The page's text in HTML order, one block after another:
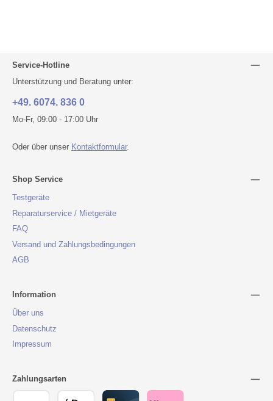
Service-Hotline
Unterstützung und Beratung unter:
+49. 6074. 836 0
Mo-Fr, 09:00 - 17:00 Uhr
Oder über unser Kontaktformular.
Shop Service
Testgeräte
Reparaturservice / Mietgeräte
FAQ
Versand und Zahlungsbedingungen
AGB
Information
Über uns
Datenschutz
Impressum
Zahlungsarten